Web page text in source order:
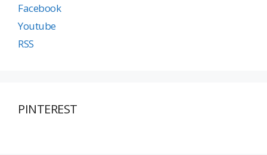
Facebook
Youtube
RSS
PINTEREST